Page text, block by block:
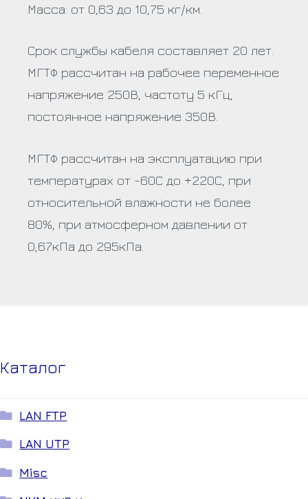
Масса: от 0,63 до 10,75 кг/км.
Срок службы кабеля составляет 20 лет.
МГТФ рассчитан на рабочее переменное
напряжение 250В, частоту 5 кГц,
постоянное напряжение 350В.
МГТФ рассчитан на эксплуатацию при
температурах от -60С до +220С, при
относительной влажности не более
80%, при атмосферном давлении от
0,67кПа до 295кПа.
Каталог
LAN FTP
LAN UTP
Misc